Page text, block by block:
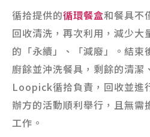
循拾提供的循環餐盒和餐具不
回收清洗，再次利用，減少大
的「永續」、「減廢」。結束
廚餘並沖洗餐具，剩餘的清潔
Loopick循拾負責，回收並進
辦方的活動順利舉行，且無需
工作。